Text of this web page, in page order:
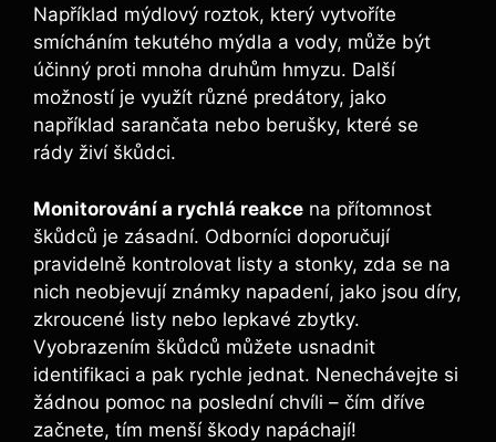
Například mýdlový roztok, který vytvoříte
smícháním tekutého mýdla a vody, může být
účinný proti mnoha druhům hmyzu. Další
možností je využít různé predátory, jako
například sarančata nebo berušky, které se
rády živí škůdci.
Monitorování a rychlá reakce na přítomnost
škůdců je zásadní. Odborníci doporučují
pravidelně kontrolovat listy a stonky, zda se na
nich neobjevují známky napadení, jako jsou díry,
zkroucené listy nebo lepkavé zbytky.
Vyobrazením škůdců můžete usnadnit
identifikaci a pak rychle jednat. Nenechávejte si
žádnou pomoc na poslední chvíli – čím dříve
začnete, tím menší škody napáchají!